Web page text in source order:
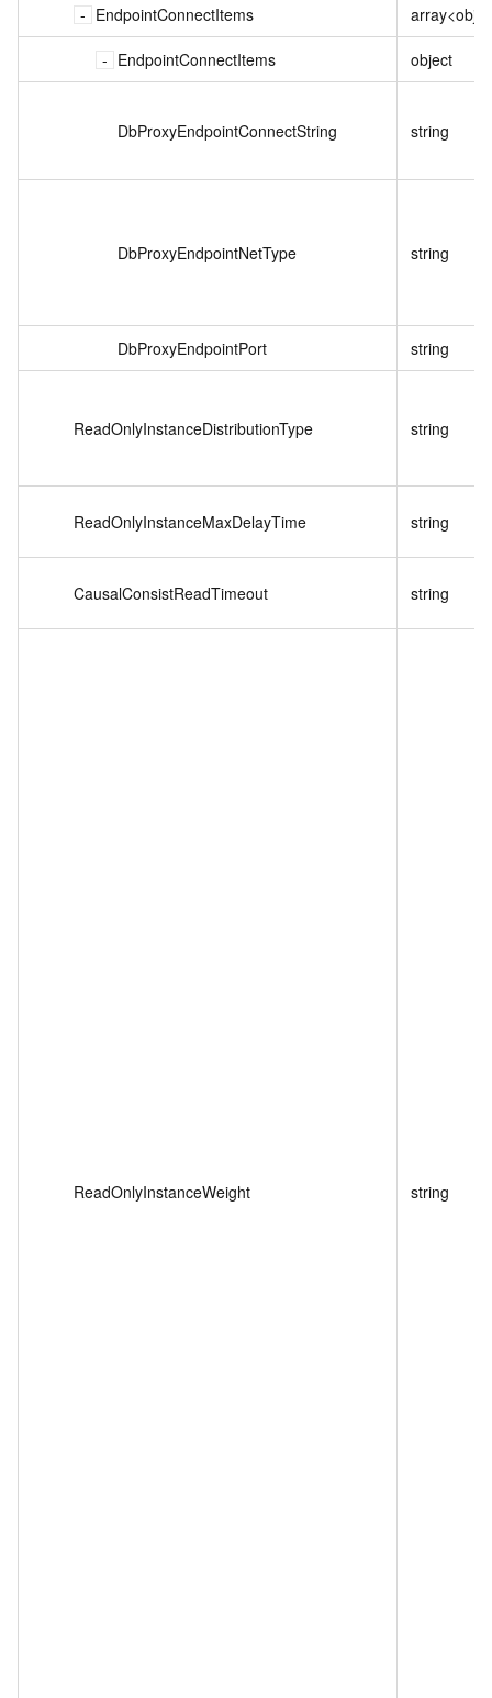
EndpointConnectItems
EndpointConnectItems object
DbProxyEndpointConnectString string
DbProxyEndpointNetType string
DbProxyEndpointPort string
ReadOnlyInstanceDistributionType string
ReadOnlyInstanceMaxDelayTime string
CausalConsistReadTimeout string
ReadOnlyInstanceWeight string